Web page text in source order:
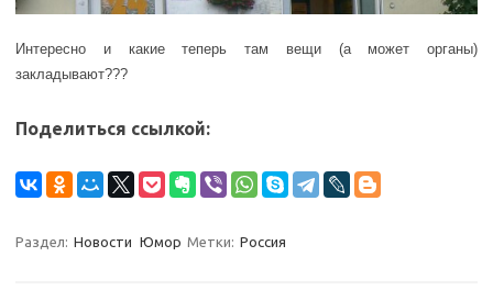
Интересно и какие теперь там вещи (а может органы)
закладывают???
Поделиться ссылкой:
Раздел: Новости Юмор Метки: Россия